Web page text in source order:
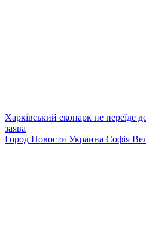
Харківський екопарк не переїде
заява
Город Новости Украина Софія